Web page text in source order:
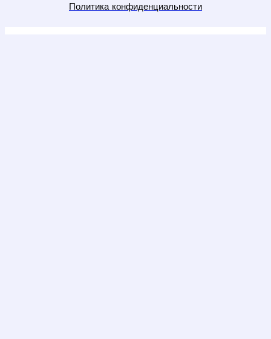
Политика конфиденциальности